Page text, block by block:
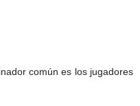
común es los jugadores